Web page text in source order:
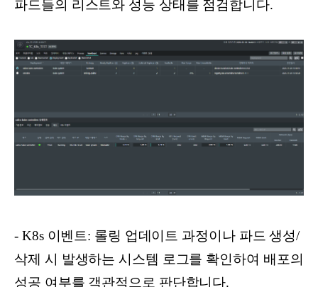
파드들의 리스트와 성능 상태를 점검합니다.
- K8s 이벤트: 롤링 업데이트 과정이나 파드 생성/
삭제 시 발생하는 시스템 로그를 확인하여 배포의
성공 여부를 객관적으로 판단합니다.